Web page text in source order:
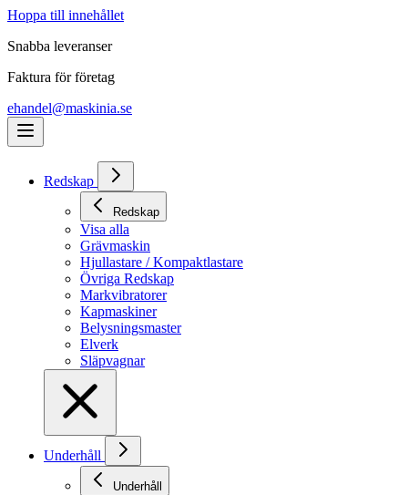
Hoppa till innehållet
Snabba leveranser
Faktura för företag
ehandel@maskinia.se
Redskap
Redskap
Visa alla
Grävmaskin
Hjullastare / Kompaktlastare
Övriga Redskap
Markvibratorer
Kapmaskiner
Belysningsmaster
Elverk
Släpvagnar
Underhåll
Underhåll